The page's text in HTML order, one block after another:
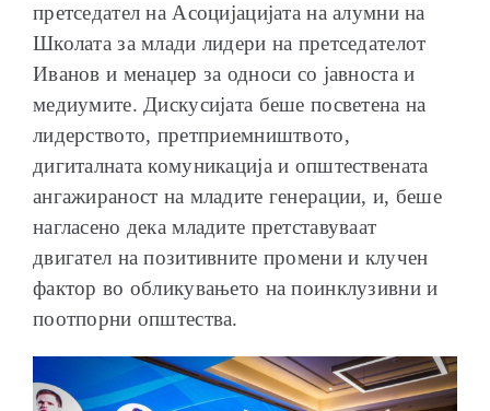
претседател на Асоцијацијата на алумни на
Школата за млади лидери на претседателот
Иванов и менаџер за односи со јавноста и
медиумите. Дискусијата беше посветена на
лидерството, претприемништвото,
дигиталната комуникација и општествената
ангажираност на младите генерации, и, беше
нагласено дека младите претставуваат
двигател на позитивните промени и клучен
фактор во обликувањето на поинклузивни и
поотпорни општества.